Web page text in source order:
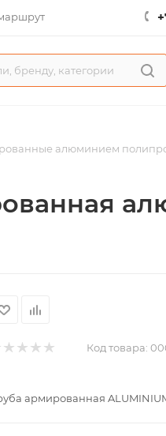
алюминием
Код товара:
армированная